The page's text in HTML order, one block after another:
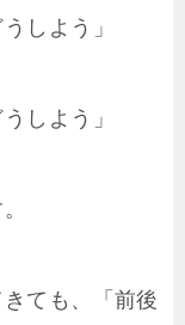
しよう」
しよう」
ても、「前後